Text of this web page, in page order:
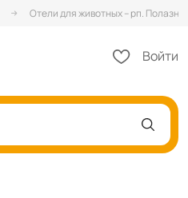
Отели для животных – рп. Полазна
Войти